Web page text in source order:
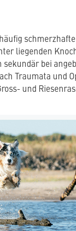
liegenden
bei
Traumata und
und